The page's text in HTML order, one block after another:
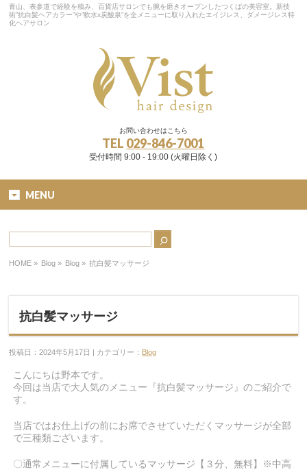
青山、表参道で経験を積み、百貨店サロンでも腕を磨きオープンしたつくばの美容室。新技
術”抗白髪ヘアカラー”や”軟水x炭酸泉”を全メニューに取り入れたエイジレス、ダメージレス特
化ヘアサロン
お問い合わせはこちら
TEL 029-846-7001
受付時間 9:00 - 19:00 (火曜日除く)
MENU
HOME » Blog » Blog » 抗白髪マッサージ
抗白髪マッサージ
投稿日：2024年5月17日 | カテゴリー： Blog
こんにちは野本です。
今回は当店で大人気のメニュー『抗白髪マッサージ』のご紹介で
す。
当店ではお仕上げの前にお席でさせていただくマッサージが全部
で三種類ございます。
〇通常メニューに付属しているマッサージ【３分、無料】※中高